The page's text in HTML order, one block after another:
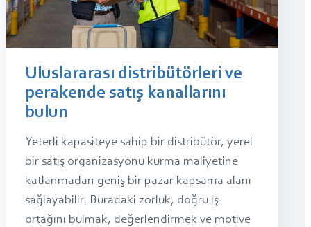
Uluslararası distribütörleri ve
perakende satış kanallarını
bulun
Yeterli kapasiteye sahip bir distribütör, yerel
bir satış organizasyonu kurma maliyetine
katlanmadan geniş bir pazar kapsama alanı
sağlayabilir. Buradaki zorluk, doğru iş
ortağını bulmak, değerlendirmek ve motive